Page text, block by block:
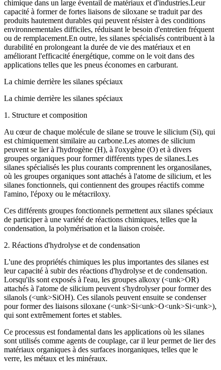
chimique dans un large éventail de matériaux et d'industries.Leur
capacité à former de fortes liaisons de siloxane se traduit par des
produits hautement durables qui peuvent résister à des conditions
environnementales difficiles, réduisant le besoin d'entretien fréquent
ou de remplacement.En outre, les silanes spécialisés contribuent à la
durabilité en prolongeant la durée de vie des matériaux et en
améliorant l'efficacité énergétique, comme on le voit dans des
applications telles que les pneus économes en carburant.
La chimie derrière les silanes spéciaux
La chimie derrière les silanes spéciaux
1. Structure et composition
Au cœur de chaque molécule de silane se trouve le silicium (Si), qui
est chimiquement similaire au carbone.Les atomes de silicium
peuvent se lier à l'hydrogène (H), à l'oxygène (O) et à divers
groupes organiques pour former différents types de silanes.Les
silanes spécialisés les plus courants comprennent les organosilanes,
où les groupes organiques sont attachés à l'atome de silicium, et les
silanes fonctionnels, qui contiennent des groupes réactifs comme
l'amino, l'époxy ou le métacriloxy.
Ces différents groupes fonctionnels permettent aux silanes spéciaux
de participer à une variété de réactions chimiques, telles que la
condensation, la polymérisation et la liaison croisée.
2. Réactions d'hydrolyse et de condensation
L'une des propriétés chimiques les plus importantes des silanes est
leur capacité à subir des réactions d'hydrolyse et de condensation.
Lorsqu'ils sont exposés à l'eau, les groupes alkoxy (<unk>OR)
attachés à l'atome de silicium peuvent s'hydrolyser pour former des
silanols (<unk>SiOH). Ces silanols peuvent ensuite se condenser
pour former des liaisons siloxane (<unk>Si<unk>O<unk>Si<unk>),
qui sont extrêmement fortes et stables.
Ce processus est fondamental dans les applications où les silanes
sont utilisés comme agents de couplage, car il leur permet de lier des
matériaux organiques à des surfaces inorganiques, telles que le
verre, les métaux et les minéraux.